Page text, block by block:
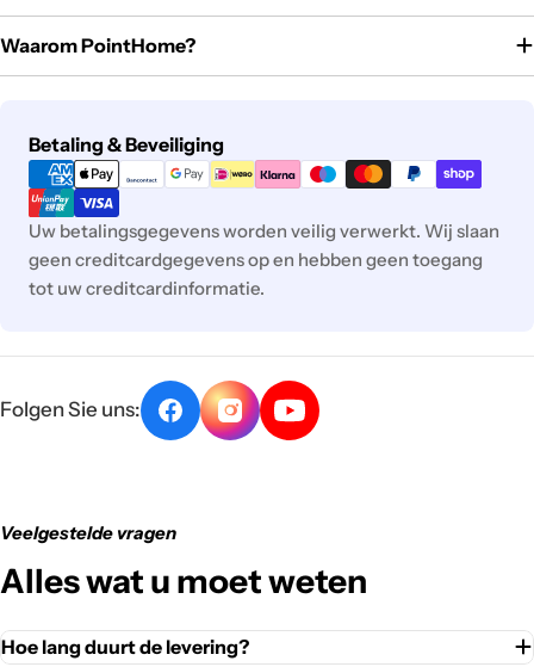
Waarom PointHome?
Betaling & Beveiliging
Betaalmethoden
Uw betalingsgegevens worden veilig verwerkt. Wij slaan
geen creditcardgegevens op en hebben geen toegang
tot uw creditcardinformatie.
Folgen Sie uns:
Veelgestelde vragen
Alles wat u moet weten
Hoe lang duurt de levering?